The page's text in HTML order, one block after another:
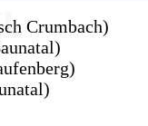
Crumbach)